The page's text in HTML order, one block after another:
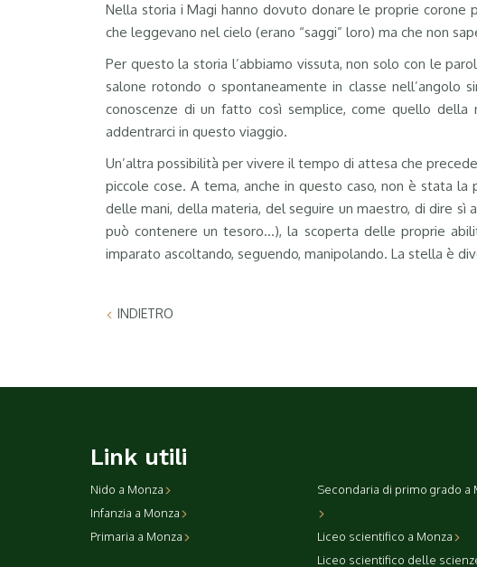
Nella storia i Magi hanno dovuto donare le proprie corone
che leggevano nel cielo (erano “saggi” loro) ma che non
Per questo la storia l’abbiamo vissuta, non solo con le
salone rotondo o spontaneamente in classe
conoscenze di un fatto così semplice, come quello
addentrarci in questo viaggio.
Un’altra possibilità per vivere il tempo di attesa che precede
piccole cose. A tema, anche in questo caso, non è stata
delle mani, della materia, del seguire un maestro, di dire sì
può contenere un tesoro…), la scoperta delle proprie
imparato ascoltando, seguendo, manipolando. La stella è
INDIETRO
Link utili
Nido a Monza
Infanzia a Monza
Primaria a Monza
Secondaria di primo grado a
Liceo scientifico a Monza
Liceo scientifico delle